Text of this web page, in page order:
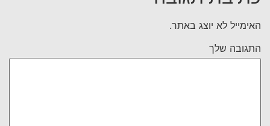
האימייל לא יוצג באתר.
התגובה שלך